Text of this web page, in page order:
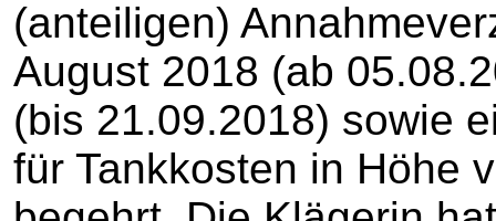
(anteiligen)
August 2018 (ab
(bis 21.09.2018) sowie
für Tankkosten in Höhe